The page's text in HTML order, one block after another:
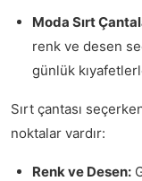
Moda Sırt
renk ve desen
günlük
Sırt çantası
noktalar vardır:
Renk ve Desen: